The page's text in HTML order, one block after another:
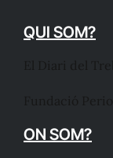
QUI SOM?
ON SOM?